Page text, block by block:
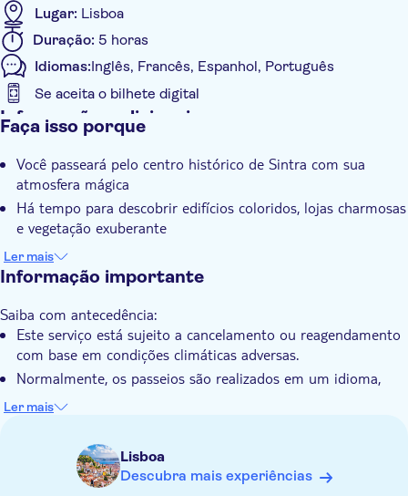
Lugar: Lisboa
Duração: 5 horas
Idiomas:Inglês, Francês, Espanhol, Português
Se aceita o bilhete digital
Informações adicionais
Tour guiado
Grupo pequeno
Voucher eletrônico
Transporte incluído
Faça isso porque
Você passeará pelo centro histórico de Sintra com sua
atmosfera mágica
Há tempo para descobrir edifícios coloridos, lojas charmosas
e vegetação exuberante
Uma visita guiada ao fascinante monumento da Quinta da
Regaleira está incluída
túneis secretos e belos jardins
O famoso Poço Iniciático, conhecido pelo seu simbolismo
místico, está no seu itinerário
Ler mais
Informação importante
Saiba com antecedência:
Este serviço está sujeito a cancelamento ou reagendamento
com base em condições climáticas adversas.
Normalmente, os passeios são realizados em um idioma,
mas há casos em que um ou mais idiomas extras podem ser
usados
A duração do passeio é uma estimativa, sujeita ao trânsito
local e aos horários das visitas.
Os serviços incluídos no passeio estão sujeitos à
Ler mais
Lisboa
Descubra mais experiências